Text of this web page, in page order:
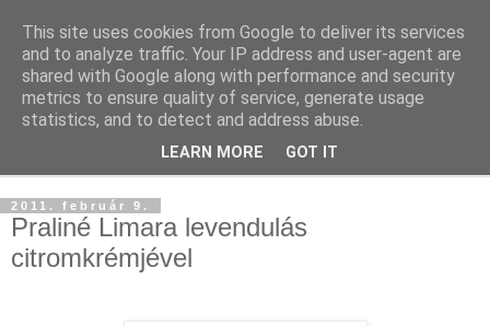
2011. február 9.
Praliné Limara levendulás
citromkrémjével
This site uses cookies from Google to deliver its services
and to analyze traffic. Your IP address and user-agent are
shared with Google along with performance and security
metrics to ensure quality of service, generate usage
statistics, and to detect and address abuse.
LEARN MORE GOT IT